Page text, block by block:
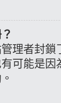
理者封
可能是